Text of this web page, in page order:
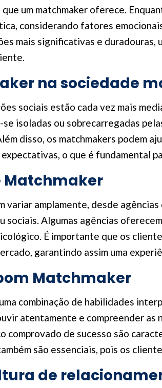
um matchmaker oferece.
considerando fatores
mais significativas e
na sociedade
sociais estão cada vez mais
isoladas ou sobrecarregadas
disso, os matchmakers podem
o que é fundamental
Matchmaker
variar amplamente, desde
sociais. Algumas agências
É importante que os
garantindo assim uma
Matchmaker
combinação de habilidades
atentamente e compreender
comprovado de sucesso são
são essenciais, pois os
de